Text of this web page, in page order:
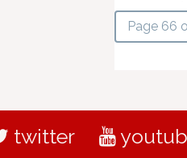
Page 66
twitter